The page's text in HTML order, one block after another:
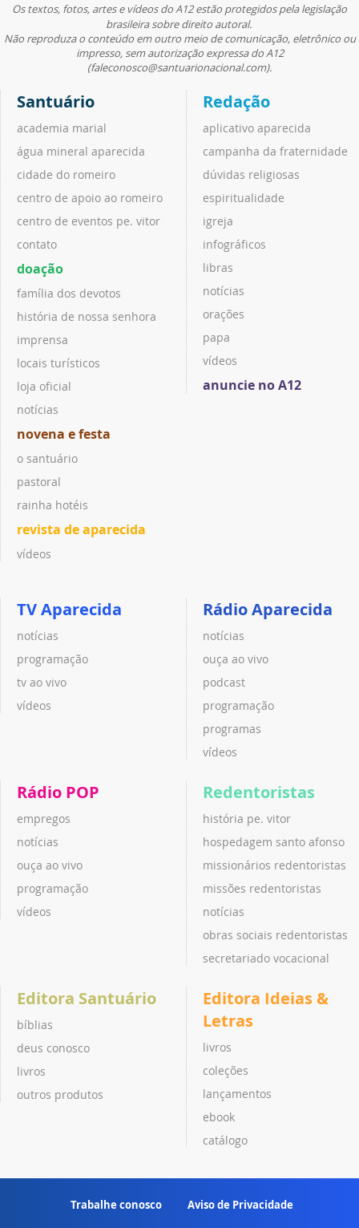
Os textos, fotos, artes e vídeos do A12 estão protegidos pela legislação
brasileira sobre direito autoral.
Não reproduza o conteúdo em outro meio de comunicação, eletrônico ou
impresso, sem autorização expressa do A12
(faleconosco@santuarionacional.com).
Santuário
academia marial
água mineral aparecida
cidade do romeiro
centro de apoio ao romeiro
centro de eventos pe. vitor
contato
doação
família dos devotos
história de nossa senhora
imprensa
locais turísticos
loja oficial
notícias
novena e festa
o santuário
pastoral
rainha hotéis
revista de aparecida
vídeos
Redação
aplicativo aparecida
campanha da fraternidade
dúvidas religiosas
espiritualidade
igreja
infográficos
libras
notícias
orações
papa
vídeos
anuncie no A12
TV Aparecida
notícias
programação
tv ao vivo
vídeos
Rádio Aparecida
notícias
ouça ao vivo
podcast
programação
programas
vídeos
Rádio POP
empregos
notícias
ouça ao vivo
programação
vídeos
Redentoristas
história pe. vitor
hospedagem santo afonso
missionários redentoristas
missões redentoristas
notícias
obras sociais redentoristas
secretariado vocacional
Editora Santuário
bíblias
deus conosco
livros
outros produtos
Editora Ideias &
Letras
livros
coleções
lançamentos
ebook
catálogo
Trabalhe conosco Aviso de Privacidade